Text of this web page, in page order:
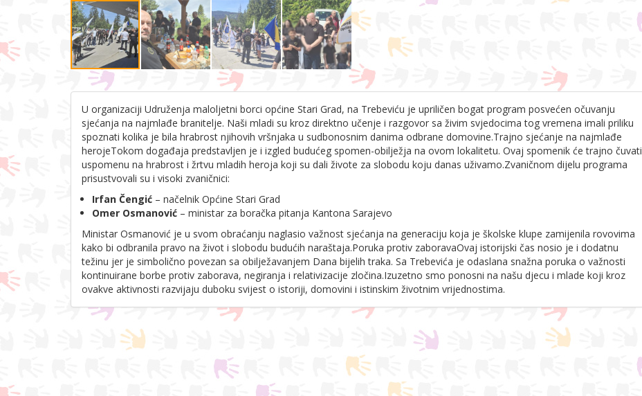
U organizaciji Udruženja maloljetni borci općine Stari Grad, na Trebeviću je upriličen bogat program posvećen očuvanju
sjećanja na najmlađe branitelje. Naši mladi su kroz direktno učenje i razgovor sa živim svjedocima tog vremena imali priliku
spoznati kolika je bila hrabrost njihovih vršnjaka u sudbonosnim danima odbrane domovine.Trajno sjećanje na najmlađe
herojeTokom događaja predstavljen je i izgled budućeg spomen-obilježja na ovom lokalitetu. Ovaj spomenik će trajno čuvati
uspomenu na hrabrost i žrtvu mladih heroja koji su dali živote za slobodu koju danas uživamo.Zvaničnom dijelu programa
prisustvovali su i visoki zvaničnici:
Irfan Čengić – načelnik Općine Stari Grad
Omer Osmanović – ministar za boračka pitanja Kantona Sarajevo
Ministar Osmanović je u svom obraćanju naglasio važnost sjećanja na generaciju koja je školske klupe zamijenila rovovima
kako bi odbranila pravo na život i slobodu budućih naraštaja.Poruka protiv zaboravaOvaj istorijski čas nosio je i dodatnu
težinu jer je simbolično povezan sa obilježavanjem Dana bijelih traka. Sa Trebevića je odaslana snažna poruka o važnosti
kontinuirane borbe protiv zaborava, negiranja i relativizacije zločina.Izuzetno smo ponosni na našu djecu i mlade koji kroz
ovakve aktivnosti razvijaju duboku svijest o istoriji, domovini i istinskim životnim vrijednostima.